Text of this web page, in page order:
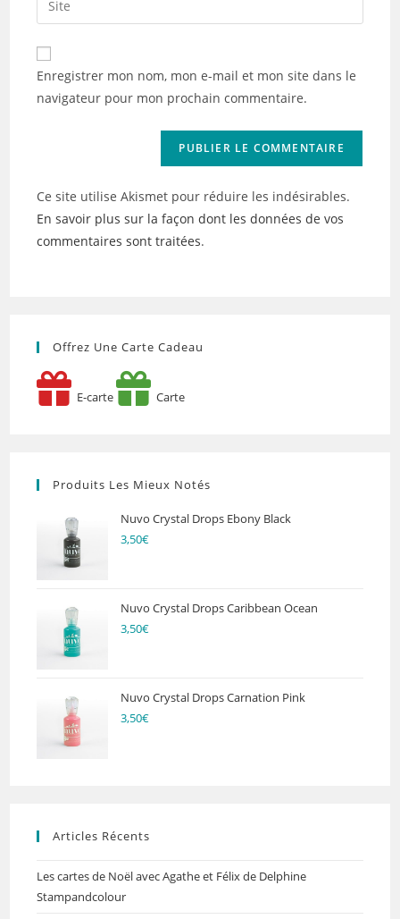
comment
address
comment
l’URL
de
votre
(facultatif)
Enregistrer mon nom, mon e-mail et mon site dans le
navigateur pour mon prochain commentaire.
Ce site utilise Akismet pour réduire les indésirables.
En savoir plus sur la façon dont les données de vos
commentaires sont traitées.
Offrez Une Carte Cadeau
E-carte Carte
Produits Les Mieux Notés
Nuvo Crystal Drops Ebony Black
3,50€
Nuvo Crystal Drops Caribbean Ocean
3,50€
Nuvo Crystal Drops Carnation Pink
3,50€
Articles Récents
Les cartes de Noël avec Agathe et Félix de Delphine
Stampandcolour